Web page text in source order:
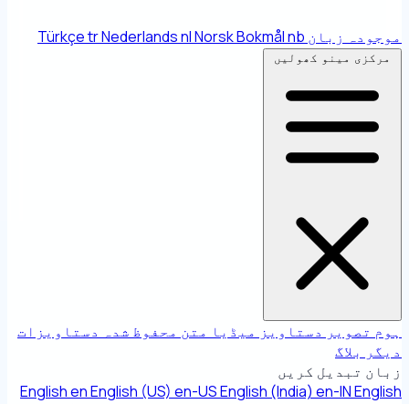
موجودہ زبان TürkçetrNederlandsnlNorsk Bokmålnb
مرکزی مینو کھولیں
ہوم تصویر دستاویز میڈیا متن محفوظ شدہ دستاویزات
دیگر بلاگ
زبان تبدیل کریں
EnglishenEnglish (US) en-USEnglish (India) en-INEnglish